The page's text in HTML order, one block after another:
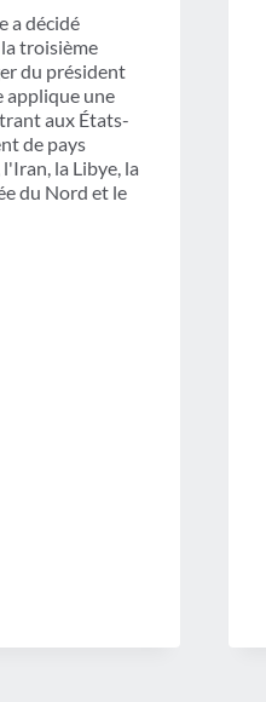
a décidé
troisième
du président
applique une
aux États-
de pays
la Libye, la
du Nord et le